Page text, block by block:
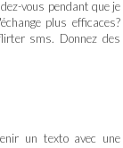
vous pendant que je
plus efficaces?
sms. Donnez des
un texto avec une